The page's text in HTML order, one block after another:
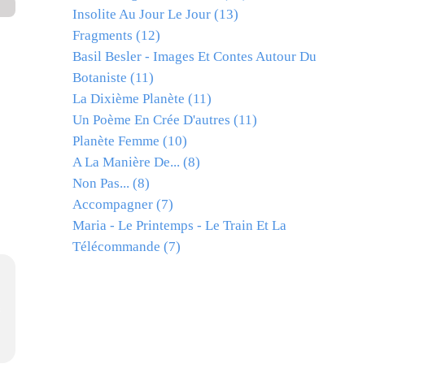
Insolite Au Jour Le Jour (13)
Fragments (12)
Basil Besler - Images Et Contes Autour Du
Botaniste (11)
La Dixième Planète (11)
Un Poème En Crée D'autres (11)
Planète Femme (10)
A La Manière De... (8)
Non Pas... (8)
Accompagner (7)
Maria - Le Printemps - Le Train Et La
Télécommande (7)